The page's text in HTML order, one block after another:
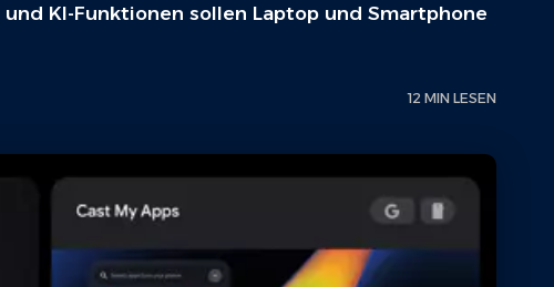
KI-Funktionen sollen Laptop und Smartphone
12 MIN LESEN